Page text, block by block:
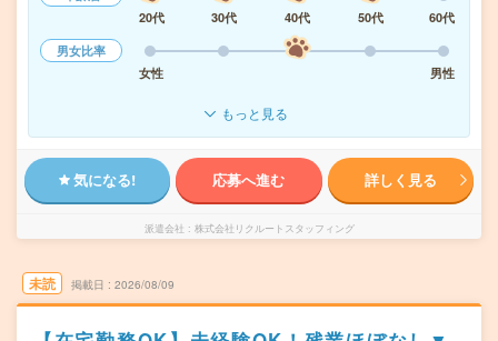
20代
30代 40代 50代
60代
男女比率
女性
男性
もっと見る
気になる! 応募へ進む 詳しく見る
派遣会社 株式会社リクルートスタッフィング
未読 掲載日 2026/08/09